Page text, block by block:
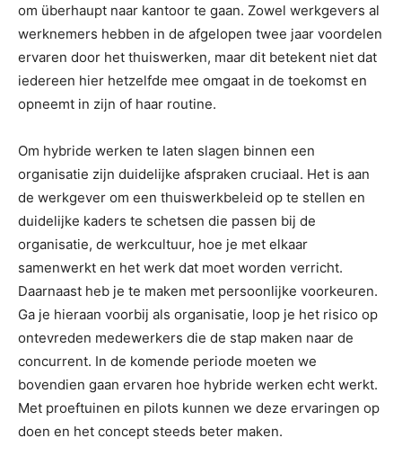
om überhaupt naar kantoor te gaan. Zowel werkgevers al
werknemers hebben in de afgelopen twee jaar voordelen
ervaren door het thuiswerken, maar dit betekent niet dat
iedereen hier hetzelfde mee omgaat in de toekomst en
opneemt in zijn of haar routine.
Om hybride werken te laten slagen binnen een
organisatie zijn duidelijke afspraken cruciaal. Het is aan
de werkgever om een thuiswerkbeleid op te stellen en
duidelijke kaders te schetsen die passen bij de
organisatie, de werkcultuur, hoe je met elkaar
samenwerkt en het werk dat moet worden verricht.
Daarnaast heb je te maken met persoonlijke voorkeuren.
Ga je hieraan voorbij als organisatie, loop je het risico op
ontevreden medewerkers die de stap maken naar de
concurrent. In de komende periode moeten we
bovendien gaan ervaren hoe hybride werken echt werkt.
Met proeftuinen en pilots kunnen we deze ervaringen op
doen en het concept steeds beter maken.